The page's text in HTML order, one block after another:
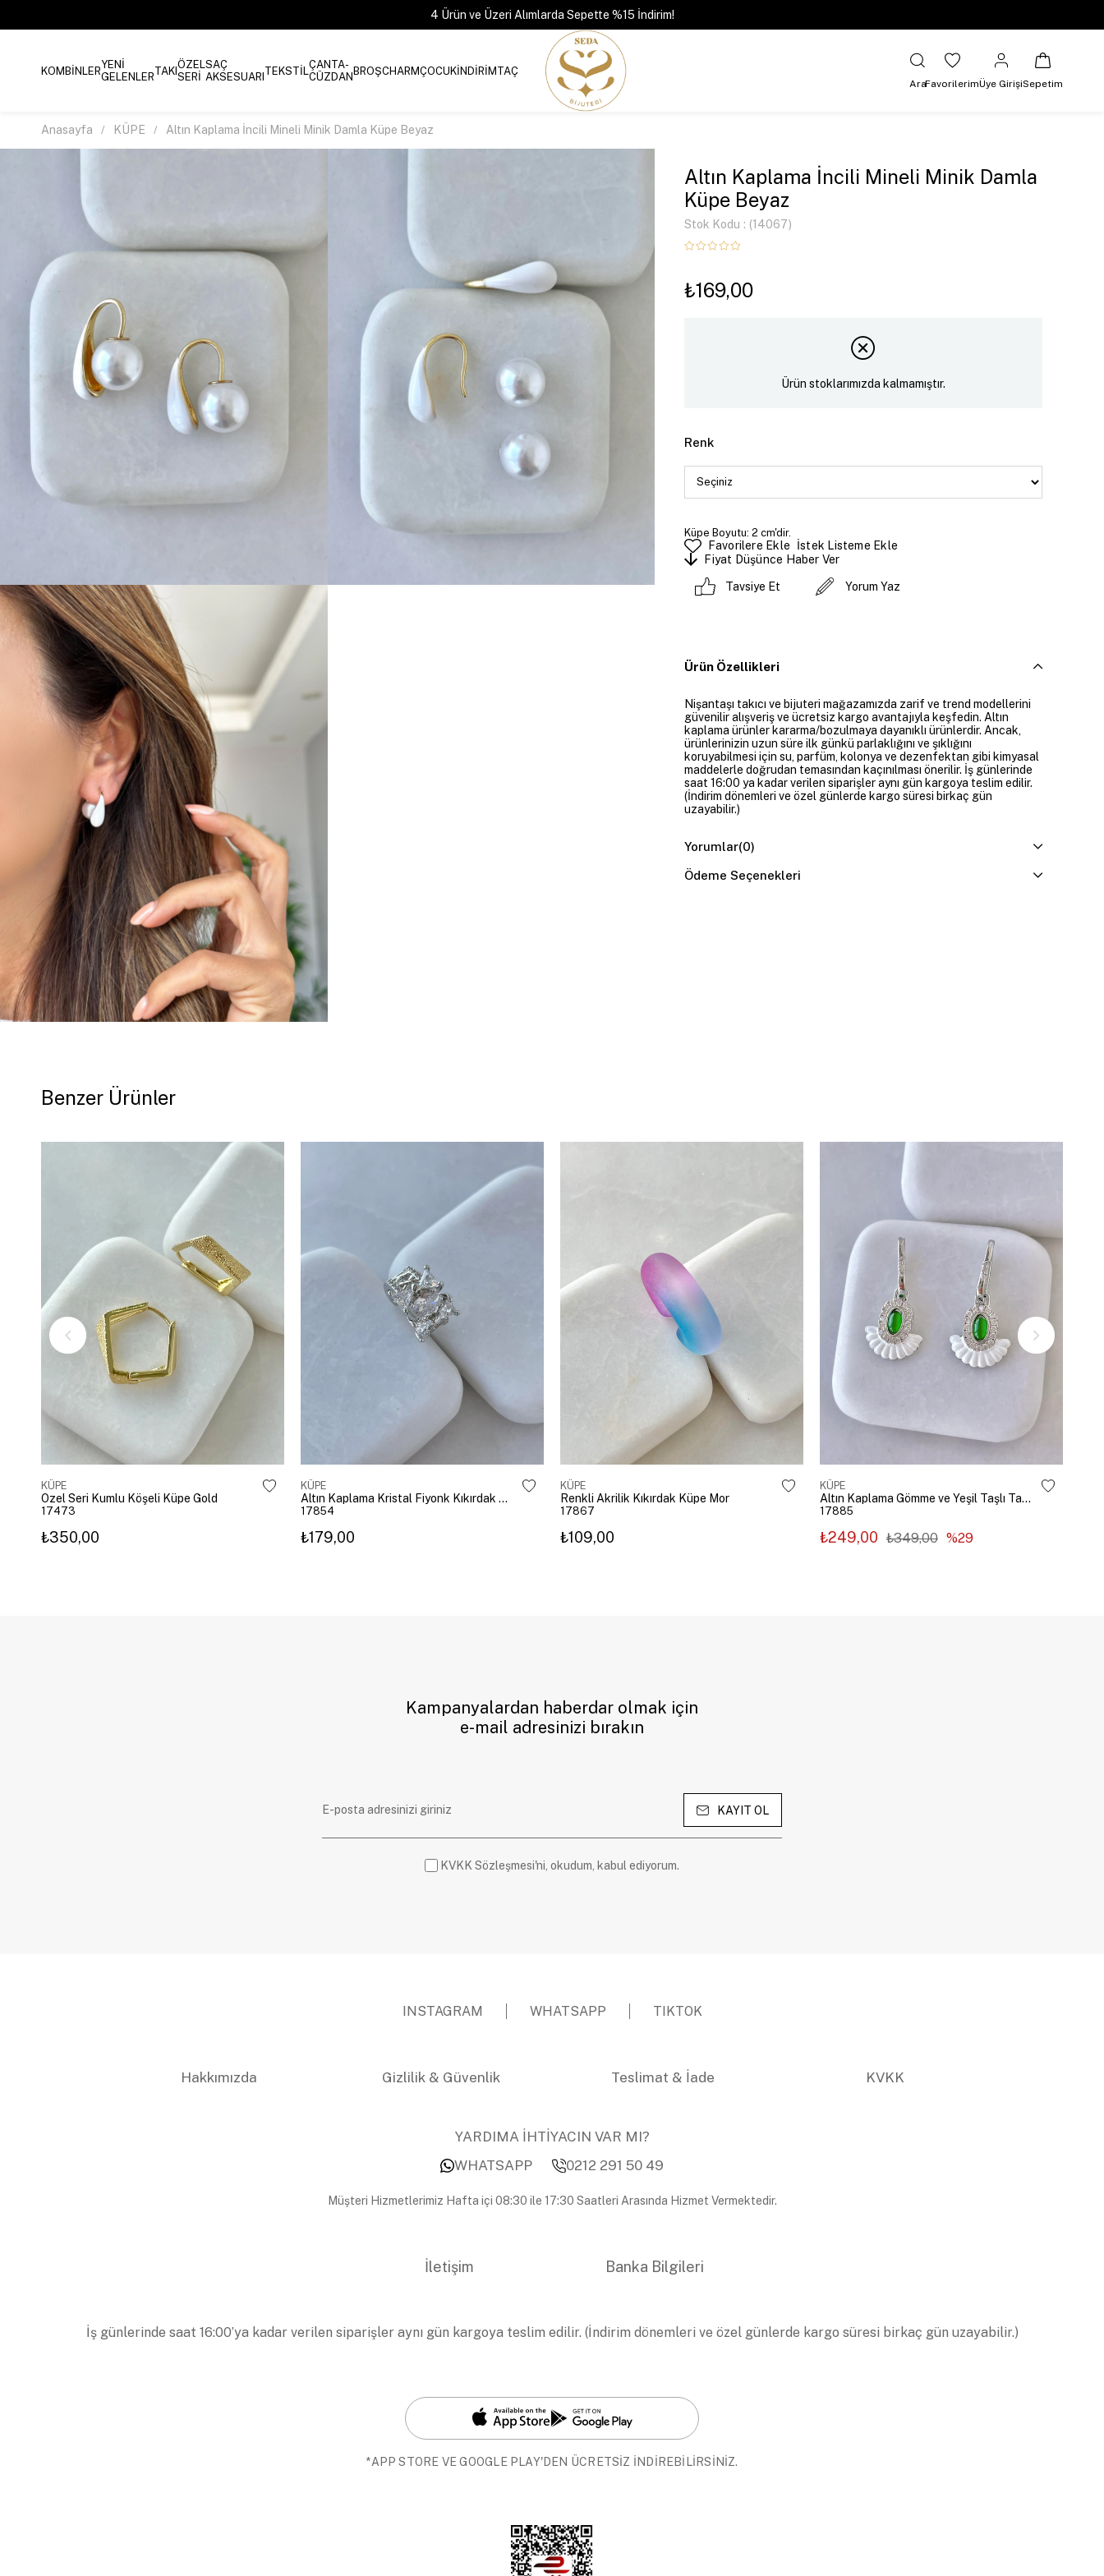
4 Ürün ve Üzeri Alımlarda Sepette %15 İndirim!
KOMBİNLERYENİ
GELENLERTAKIÖZEL
SERİ
SAÇ
AKSESUARI TEKSTİLÇANTA-
CÜZDANBROŞCHARMÇOCUKİNDİRİMTAÇ
AraFavorilerimÜye GirişiSepetim
Anasayfa KÜPE Altın Kaplama İncili Mineli Minik Damla Küpe Beyaz
Altın Kaplama İncili Mineli Minik Damla
Küpe Beyaz
Stok Kodu (14067)
₺169,00
Ürün stoklarımızda kalmamıştır.
Renk
Küpe Boyutu: 2 cm'dir.
Favorilere Ekle
İstek Listeme Ekle
Fiyat Düşünce Haber Ver
Tavsiye Et Yorum Yaz
Ürün Özellikleri
Nişantaşı takıcı ve bijuteri mağazamızda zarif ve trend modellerini
güvenilir alışveriş ve ücretsiz kargo avantajıyla keşfedin. Altın
kaplama ürünler kararma/bozulmaya dayanıklı ürünlerdir. Ancak,
ürünlerinizin uzun süre ilk günkü parlaklığını ve şıklığını
koruyabilmesi için su, parfüm, kolonya ve dezenfektan gibi kimyasal
maddelerle doğrudan temasından kaçınılması önerilir. İş günlerinde
saat 16:00 ya kadar verilen siparişler aynı gün kargoya teslim edilir.
(İndirim dönemleri ve özel günlerde kargo süresi birkaç gün
uzayabilir.)
Yorumlar(0)
Ödeme Seçenekleri
Benzer Ürünler
KÜPE
Özel Seri Kumlu Köşeli Küpe Gold
17473
₺350,00
KÜPE
Altın Kaplama Kristal Fiyonk Kıkırdak Küpe Gümüş
17854
₺179,00
KÜPE
Renkli Akrilik Kıkırdak Küpe Mor
17867
₺109,00
KÜPE
Altın Kaplama Gömme ve Yeşil Taşlı Tasarım Küpe Gümüş
17885
₺249,00 ₺349,00 %29
Kampanyalardan haberdar olmak için
e-mail adresinizi bırakın
KAYIT OL
KVKK Sözleşmesi'ni, okudum, kabul ediyorum.
INSTAGRAM WHATSAPP TIKTOK
Hakkımızda Gizlilik & Güvenlik Teslimat & İade KVKK
YARDIMA İHTİYACIN VAR MI?
WHATSAPP
0212 291 50 49
Müşteri Hizmetlerimiz Hafta içi 08:30 ile 17:30 Saatleri Arasında Hizmet Vermektedir.
İletişim Banka Bilgileri
İş günlerinde saat 16:00’ya kadar verilen siparişler aynı gün kargoya teslim edilir. (İndirim dönemleri ve özel günlerde kargo süresi birkaç gün uzayabilir.)
*APP STORE VE GOOGLE PLAY'DEN ÜCRETSİZ İNDİREBİLİRSİNİZ.